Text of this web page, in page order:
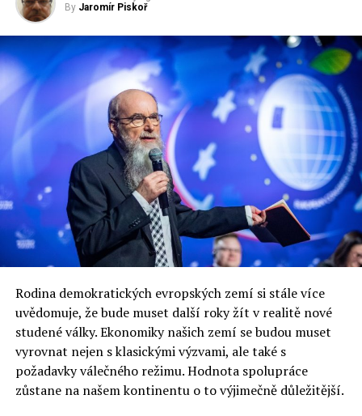
UP NEXT
S hovězím končíme, začínáme s drůbežím
DON'T MISS
Politická plichta mezi křesťany a ateisty
Jaromír Piskoř
redaktor a editor polskodnes.cz
By Jaromír Piskoř
Rodina demokratických evropských zemí si stále více
uvědomuje, že bude muset další roky žít v realitě nové
studené války. Ekonomiky našich zemí se budou muset
vyrovnat nejen s klasickými výzvami, ale také s
požadavky válečného režimu. Hodnota spolupráce
zůstane na našem kontinentu o to výjimečně důležitější.